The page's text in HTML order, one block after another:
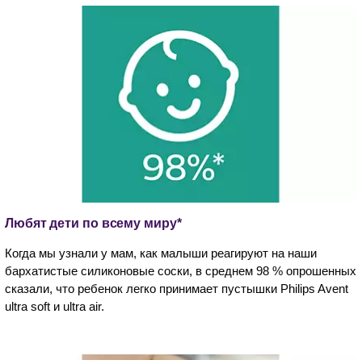
Любят дети по всему миру*
Когда мы узнали у мам, как малыши реагируют на наши
бархатистые силиконовые соски, в среднем 98 % опрошенных
сказали, что ребенок легко принимает пустышки Philips Avent
ultra soft и ultra air.